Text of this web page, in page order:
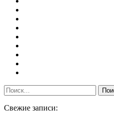
Свежие записи: